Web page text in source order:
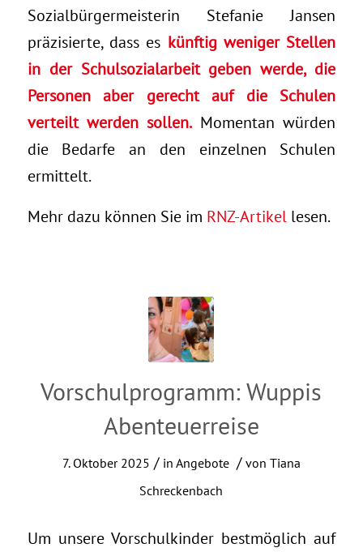
Sozialbürgermeisterin Stefanie Jansen
präzisierte, dass es künftig weniger Stellen
in der Schulsozialarbeit geben werde, die
Personen aber gerecht auf die Schulen
verteilt werden sollen. Momentan würden
die Bedarfe an den einzelnen Schulen
ermittelt.
Mehr dazu können Sie im RNZ-Artikel lesen.
Vorschulprogramm: Wuppis
Abenteuerreise
7. Oktober 2025 / in Angebote / von Tiana
Schreckenbach
Um unsere Vorschulkinder bestmöglich auf